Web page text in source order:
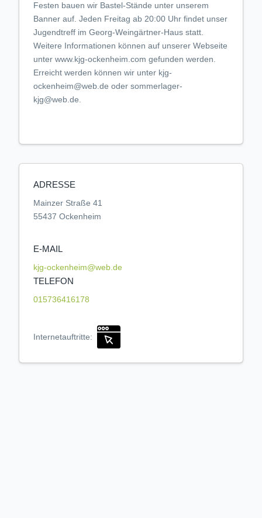
Festen bauen wir Bastel-Stände unter unserem
Banner auf. Jeden Freitag ab 20:00 Uhr findet unser
Jugendtreff im Georg-Weingärtner-Haus statt.
Weitere Informationen können auf unserer Webseite
unter www.kjg-ockenheim.com gefunden werden.
Erreicht werden können wir unter kjg-
ockenheim@web.de oder sommerlager-
kjg@web.de.
ADRESSE
Mainzer Straße 41
55437 Ockenheim
E-MAIL
kjg-ockenheim@web.de
TELEFON
015736416178
Internetauftritte: